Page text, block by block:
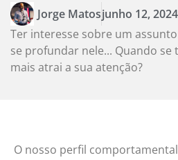
Jorge Matosjunho 12, 2024
Ter interesse sobre um
se profundar nele... Quando
mais atrai a sua atenção?
O nosso perfil